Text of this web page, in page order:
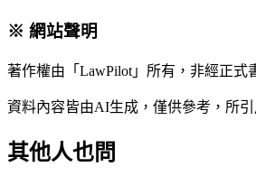
※ 網站聲明
著作權由「LawPilot」所有，非經正式
資料內容皆由AI生成，僅供參考，所
其他人也問